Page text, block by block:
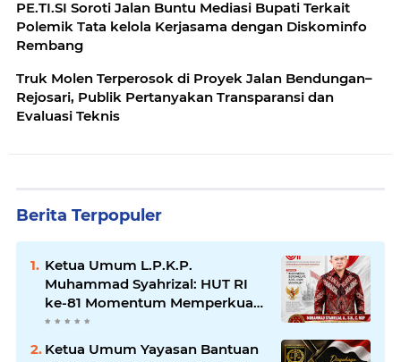
PE.TI.SI Soroti Jalan Buntu Mediasi Bupati Terkait
Polemik Tata kelola Kerjasama dengan Diskominfo
Rembang
Truk Molen Terperosok di Proyek Jalan Bendungan–
Rejosari, Publik Pertanyakan Transparansi dan
Evaluasi Teknis
Berita Terpopuler
Ketua Umum L.P.K.P.
Muhammad Syahrizal: HUT RI
ke-81 Momentum Memperkuat
Persatuan dan Keadilan bagi
Ketua Umum Yayasan Bantuan